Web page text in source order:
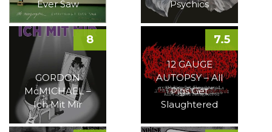
Ever Saw
Psychics
GORDON
McMICHAEL –
Ich Mit Mir
8
12 GAUGE
AUTOPSY – All
Pigs Get
Slaughtered
7.5